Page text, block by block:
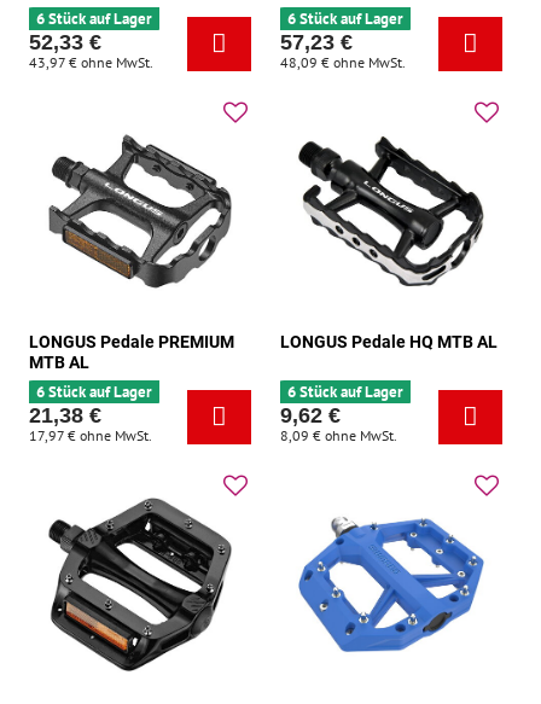
6 Stück auf Lager
52,33 €
43,97 € ohne MwSt.
6 Stück auf Lager
57,23 €
48,09 € ohne MwSt.
LONGUS Pedale PREMIUM
MTB AL
6 Stück auf Lager
21,38 €
17,97 € ohne MwSt.
LONGUS Pedale HQ MTB AL
6 Stück auf Lager
9,62 €
8,09 € ohne MwSt.